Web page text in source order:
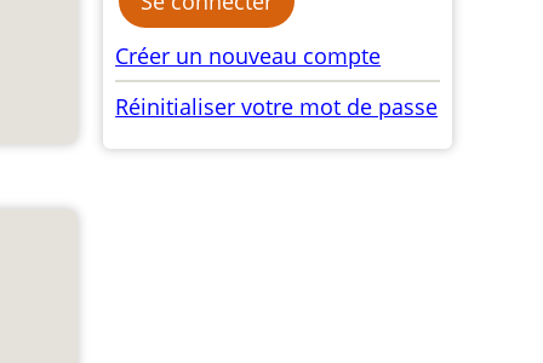
Créer un nouveau compte
Réinitialiser votre mot de passe